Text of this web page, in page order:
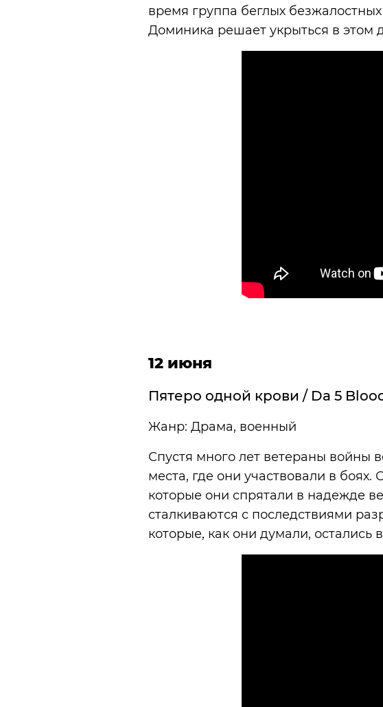
время группа беглых
Доминика решает укрыться в этом
12 июня
Пятеро одной крови / Da 5
Жанр: Драма, военный
Спустя много лет ветераны
места, где они участвовали в
которые они спрятали в надежде
сталкиваются с последствиями
которые, как они думали, остались